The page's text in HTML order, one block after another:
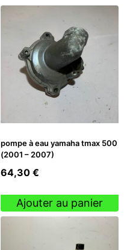
pompe à eau yamaha tmax 500
(2001 – 2007)
64,30 €
Ajouter au panier